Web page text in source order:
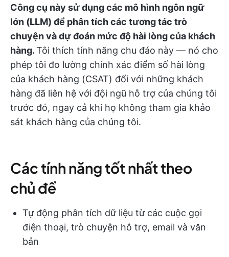
Công cụ này sử dụng các mô hình ngôn ngữ
lớn (LLM) để phân tích các tương tác trò
chuyện và dự đoán mức độ hài lòng của khách
hàng.Tôi thích tính năng chu đáo này — nó cho
phép tôi đo lường chính xác điểm số hài lòng
của khách hàng (CSAT) đối với những khách
hàng đã liên hệ với đội ngũ hỗ trợ của chúng tôi
trước đó, ngay cả khi họ không tham gia khảo
sát khách hàng của chúng tôi.
Các tính năng tốt nhất theo
chủ đề
Tự động phân tích dữ liệu từ các cuộc gọi
điện thoại, trò chuyện hỗ trợ, email và văn
bản